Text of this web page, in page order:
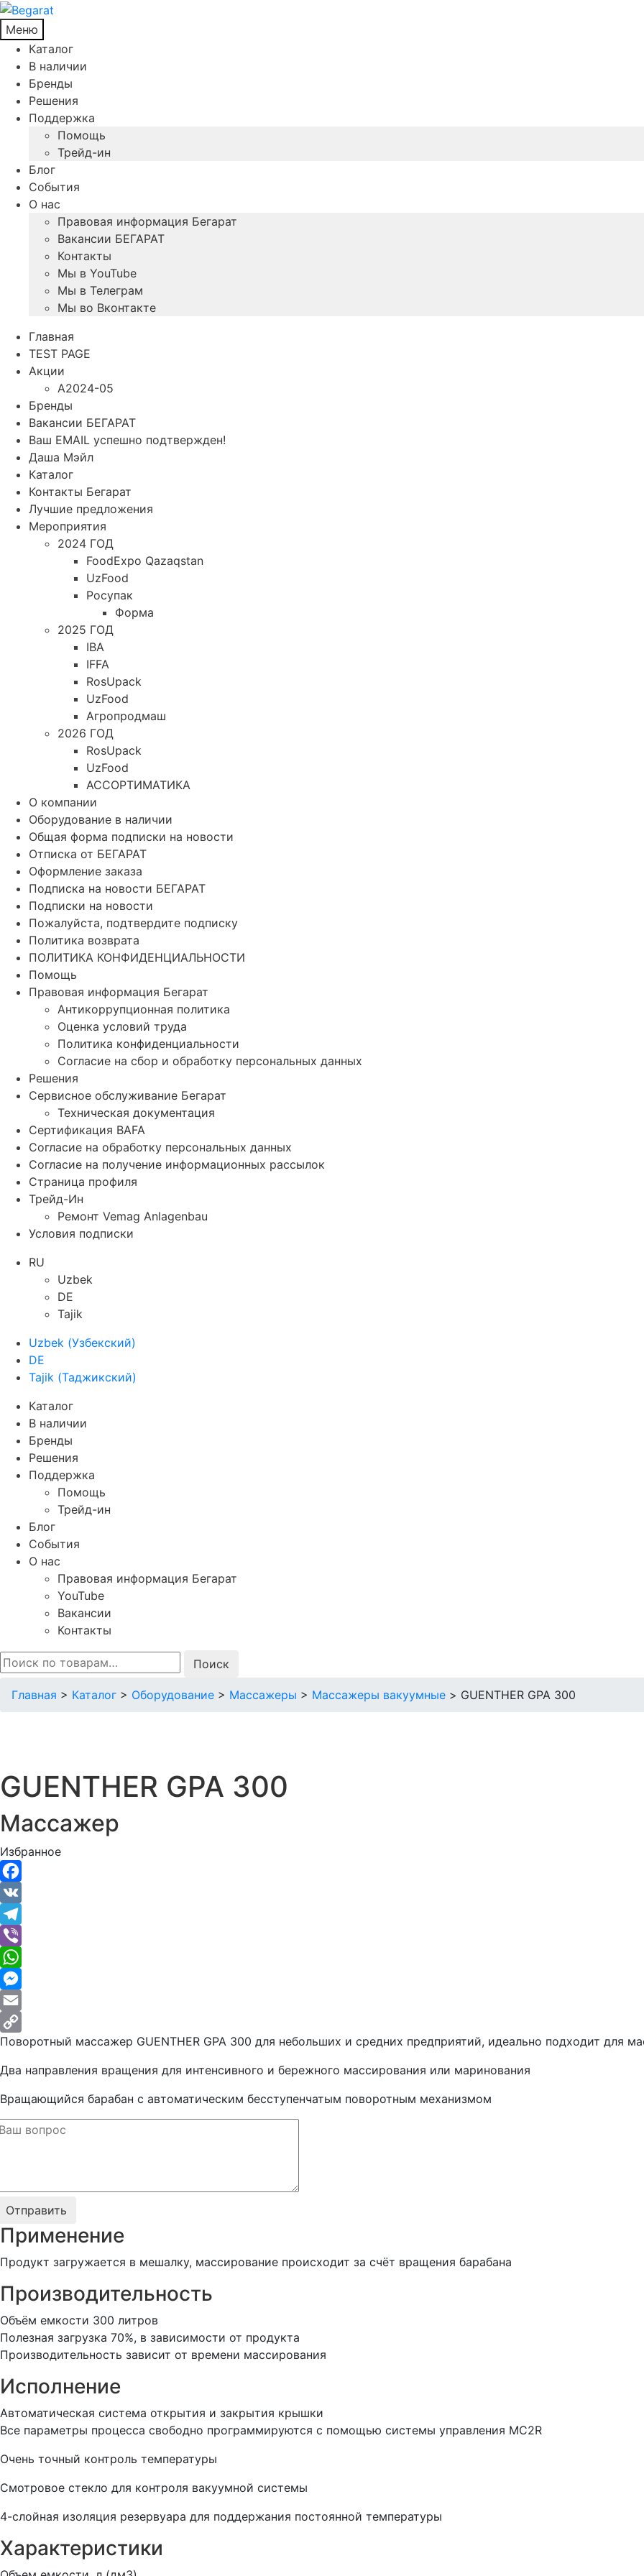
Меню
Каталог
В наличии
Бренды
Решения
Поддержка
Помощь
Трейд-ин
Блог
События
О нас
Правовая информация Бегарат
Вакансии БЕГАРАТ
Контакты
Мы в YouTube
Мы в Телеграм
Мы во Вконтакте
Главная
TEST PAGE
Акции
A2024-05
Бренды
Вакансии БЕГАРАТ
Ваш EMAIL успешно подтвержден!
Даша Мэйл
Каталог
Контакты Бегарат
Лучшие предложения
Мероприятия
2024 ГОД
FoodExpo Qazaqstan
UzFood
Росупак
Форма
2025 ГОД
IBA
IFFA
RosUpack
UzFood
Агропродмаш
2026 ГОД
RosUpack
UzFood
АССОРТИМАТИКА
О компании
Оборудование в наличии
Общая форма подписки на новости
Отписка от БЕГАРАТ
Оформление заказа
Подписка на новости БЕГАРАТ
Подписки на новости
Пожалуйста, подтвердите подписку
Политика возврата
ПОЛИТИКА КОНФИДЕНЦИАЛЬНОСТИ
Помощь
Правовая информация Бегарат
Антикоррупционная политика
Оценка условий труда
Политика конфиденциальности
Согласие на сбор и обработку персональных данных
Решения
Сервисное обслуживание Бегарат
Техническая документация
Сертификация BAFA
Согласие на обработку персональных данных
Согласие на получение информационных рассылок
Страница профиля
Трейд-Ин
Ремонт Vemag Anlagenbau
Условия подписки
RU
Uzbek
DE
Tajik
Uzbek (Узбекский)
DE
Tajik (Таджикский)
Каталог
В наличии
Бренды
Решения
Поддержка
Помощь
Трейд-ин
Блог
События
О нас
Правовая информация Бегарат
YouTube
Вакансии
Контакты
Искать:
Главная > Каталог > Оборудование > Массажеры > Массажеры вакуумные > GUENTHER GPA 300
GUENTHER GPA 300
Массажер
Избранное
Facebook
VK
Telegram
Viber
WhatsApp
Messenger
Email
Copy
Link
Поворотный массажер GUENTHER GPA 300 для небольших и средних предприятий, идеально подходит для
Два направления вращения для интенсивного и бережного массирования или маринования
Вращающийся барабан с автоматическим бесступенчатым поворотным механизмом
Применение
Продукт загружается в мешалку, массирование происходит за счёт вращения барабана
Производительность
Объём емкости 300 литров
Полезная загрузка 70%, в зависимости от продукта
Производительность зависит от времени массирования
Исполнение
Автоматическая система открытия и закрытия крышки
Все параметры процесса свободно программируются с помощью системы управления MC2R
Очень точный контроль температуры
Смотровое стекло для контроля вакуумной системы
4-слойная изоляция резервуара для поддержания постоянной температуры
Характеристики